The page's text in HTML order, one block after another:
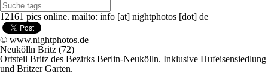
12161 pics online. mailto: info [at] nightphotos [dot] de
© www.nightphotos.de
Neukölln Britz (72)
Ortsteil Britz des Bezirks Berlin-Neukölln. Inklusive Hufeisensiedlung
und Britzer Garten.